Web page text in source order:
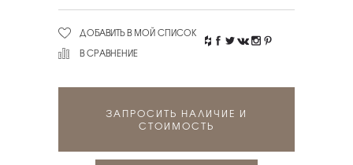
ДОБАВИТЬ В МОЙ СПИСОК
В СРАВНЕНИЕ
ЗАПРОСИТЬ НАЛИЧИЕ И
СТОИМОСТЬ